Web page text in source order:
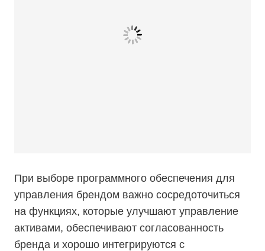
При выборе программного обеспечения для
управления брендом важно сосредоточиться
на функциях, которые улучшают управление
активами, обеспечивают согласованность
бренда и хорошо интегрируются с